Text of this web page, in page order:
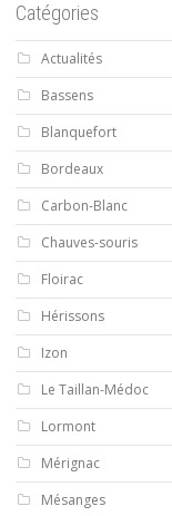
Catégories
Actualités
Bassens
Blanquefort
Bordeaux
Carbon-Blanc
Chauves-souris
Floirac
Hérissons
Izon
Le Taillan-Médoc
Lormont
Mérignac
Mésanges